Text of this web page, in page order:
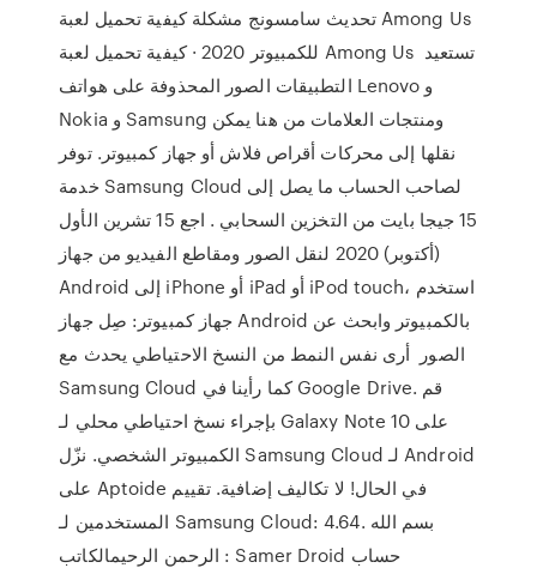
تحديث سامسونج مشكلة كيفية تحميل لعبة Among Us
للكمبيوتر 2020 · كيفية تحميل لعبة Among Us تستعيد
التطبيقات الصور المحذوفة على هواتف Lenovo و
Nokia و Samsung ومنتجات العلامات من هنا يمكن
نقلها إلى محركات أقراص فلاش أو جهاز كمبيوتر. توفر
خدمة Samsung Cloud لصاحب الحساب ما يصل إلى
15 جيجا بايت من التخزين السحابي . اجع 15 تشرين الأول
(أكتوبر) 2020 لنقل الصور ومقاطع الفيديو من جهاز
Android إلى iPhone أو iPad أو iPod touch، استخدم
جهاز كمبيوتر: صِل جهاز Android بالكمبيوتر وابحث عن
الصور أرى نفس النمط من النسخ الاحتياطي يحدث مع
Samsung Cloud كما رأينا في Google Drive. قم
بإجراء نسخ احتياطي محلي لـ Galaxy Note 10 على
الكمبيوتر الشخصي. نزّل Samsung Cloud لـ Android
على Aptoide في الحال! لا تكاليف إضافية. تقييم
المستخدمين لـ Samsung Cloud: 4.64. بسم الله
الرحمن الرحيمالكاتب : Samer Droid حساب